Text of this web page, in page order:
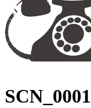
SCN_0001